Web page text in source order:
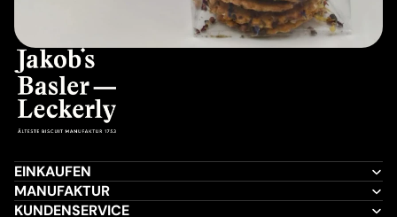
EINKAUFEN
MANUFAKTUR
KUNDENSERVICE